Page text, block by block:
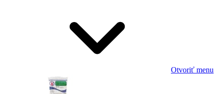
Otvoriť menu
Powered by chaterimo